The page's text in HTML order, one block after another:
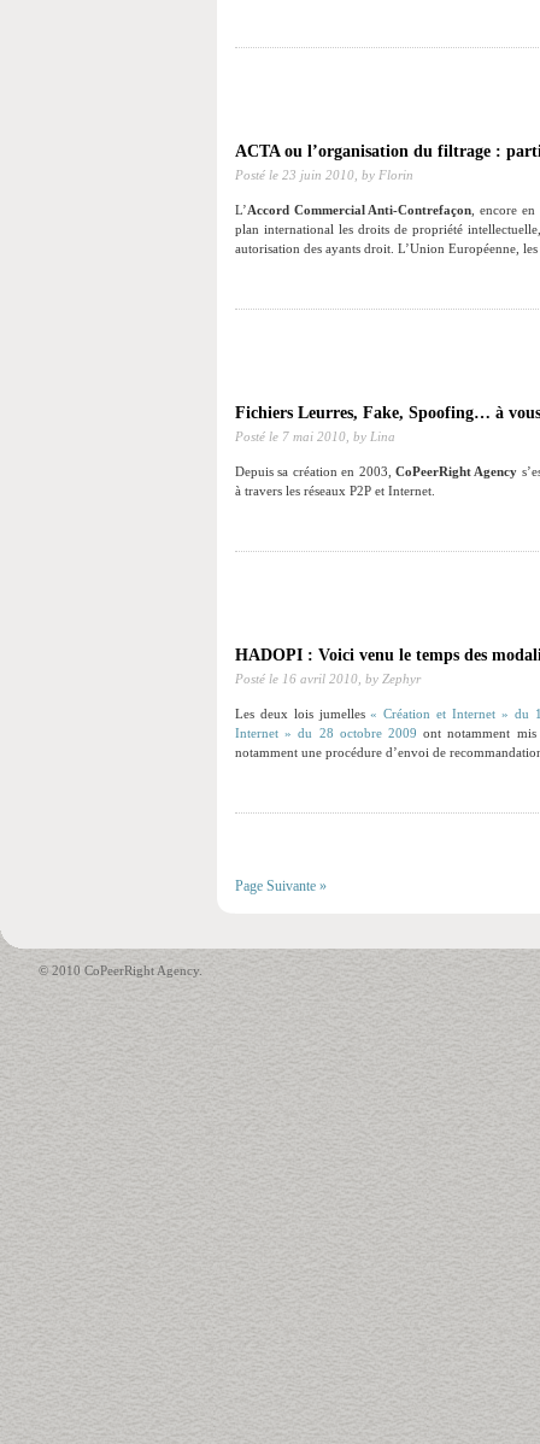
ACTA ou l’organisation du filtrage :
Posté le 23 juin 2010, by Florin
L’Accord Commercial Anti-Contrefaçon , encore
plan international les droits de propriété
autorisation des ayants droit. L’Union Européenne,
Fichiers Leurres, Fake, Spoofing… à
Posté le 7 mai 2010, by Lina
Depuis sa création en 2003, CoPeerRight Agency
à travers les réseaux P2P et Internet.
HADOPI : Voici venu le temps des
Posté le 16 avril 2010, by Zephyr
Les deux lois jumelles« Création et Internet » du
Internet » du 28 octobre 2009 ont notamment
notamment une procédure d’envoi de
Page Suivante »
© 2010 CoPeerRight Agency.